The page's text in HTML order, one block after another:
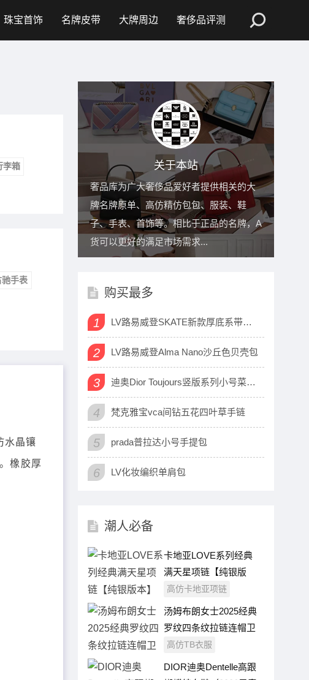
珠宝首饰 名牌皮带 大牌周边 奢侈品评测
李箱
驰手表
水晶镶
橡胶厚
关于本站
奢品库为广大奢侈品爱好者提供相关的大
牌名牌原单、高仿精仿包包、服装、鞋
子、手表、首饰等。相比于正品的名牌，A
货可以更好的满足市场需求...
购买最多
1 LV路易威登SKATE新款厚底系带运动鞋
2 LV路易威登Alma Nano沙丘色贝壳包
3 迪奥Dior Toujours竖版系列小号菜篮子包
4 梵克雅宝vca间钻五花四叶草手链
5 prada普拉达小号手提包
6 LV化妆编织单肩包
潮人必备
卡地亚LOVE系列经典
满天星项链【纯银版
本】
高仿卡地亚项链
汤姆布朗女士2025经典
罗纹四条纹拉链连帽卫
衣+迷你小半裙套装
高仿TB衣服
DIOR迪奥Dentelle高跟